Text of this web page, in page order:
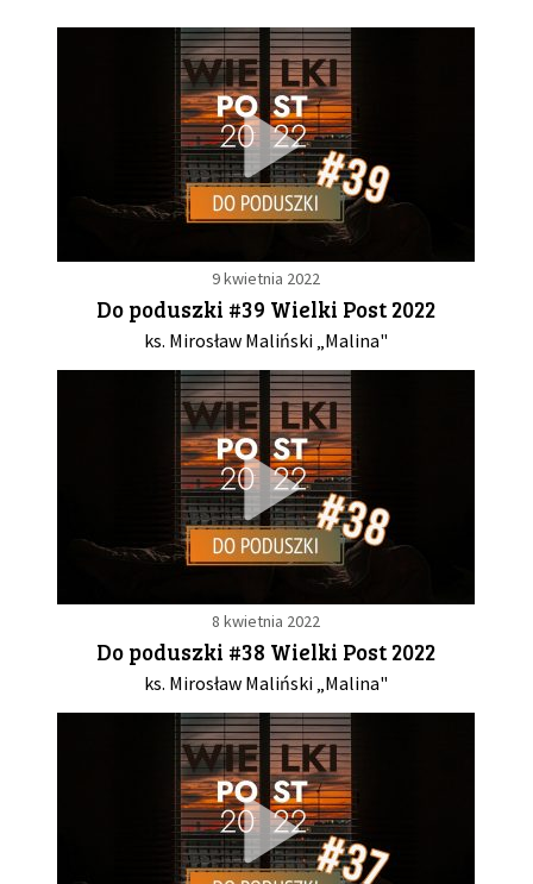
9 kwietnia 2022
Do poduszki #39 Wielki Post 2022
ks. Mirosław Maliński „Malina"
8 kwietnia 2022
Do poduszki #38 Wielki Post 2022
ks. Mirosław Maliński „Malina"